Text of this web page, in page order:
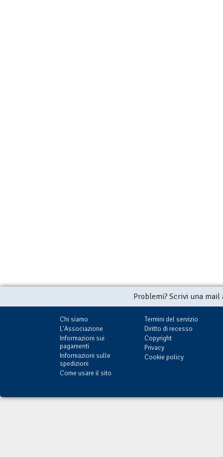
Problemi? Scrivi una
Chi siamo
L'Associazione
Informazioni sui
pagamenti
Informazioni sulle
spedizioni
Come usare il sito
Termini del servizio
Diritto di recesso
Copyright
Privacy
Cookie policy